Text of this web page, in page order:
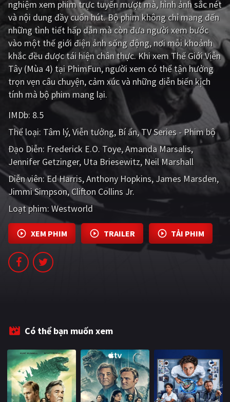
Giật gân Gia đình
Bí ẩn Lịch sử
Viễn Tây Tiểu sử
GameShow DramaTV
Âu - Mỹ Trung Quốc - Hồng Kông
Hàn Quốc Nhật Bản
Việt Nam
Tổng hợp
CẬP NHẬT
PHIM MỚI
PHIM BỘ
nghiệm xem phim trực tuyến mượt mà, hình ảnh sắc nét
và nội dung đầy cuốn hút. Bộ phim không chỉ mang đến
những tình tiết hấp dẫn mà còn đưa người xem bước
vào một thế giới điện ảnh sống động, nơi mỗi khoảnh
khắc đều được tái hiện chân thực. Khi xem Thế Giới Viễn
Tây (Mùa 4) tại PhimFun, người xem có thể tận hưởng
trọn vẹn câu chuyện, cảm xúc và những diễn biến kịch
tính mà bộ phim mang lại.
IMDb: 8.5
Thể loại: Tâm lý Viễn tưởng Bí ẩn TV Series - Phim bộ
Đạo Diễn: Frederick E.O. Toye Amanda Marsalis
Jennifer Getzinger Uta Briesewitz Neil Marshall
Diễn viên:Ed Harris Anthony Hopkins James Marsden
Jimmi Simpson Clifton Collins Jr.
Loạt phim: Westworld
XEM PHIM TRAILER TẢI PHIM
Có thể bạn muốn xem